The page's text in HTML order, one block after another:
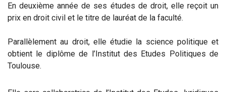
En deuxième année de ses études de droit, elle reçoit un
prix en droit civil et le titre de lauréat de la faculté.
Parallèlement au droit, elle étudie la science politique et
obtient le diplôme de l’Institut des Etudes Politiques de
Toulouse.